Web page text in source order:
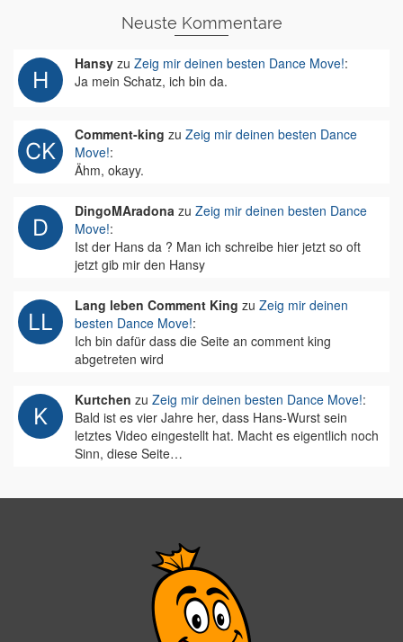
Neuste Kommentare
Hansy zu Zeig mir deinen besten Dance Move!:
Ja mein Schatz, ich bin da.
Comment-king zu Zeig mir deinen besten Dance
Move!:
Ähm, okayy.
DingoMAradona zu Zeig mir deinen besten Dance
Move!:
Ist der Hans da ? Man ich schreibe hier jetzt so oft
jetzt gib mir den Hansy
Lang leben Comment King zu Zeig mir deinen
besten Dance Move!:
Ich bin dafür dass die Seite an comment king
abgetreten wird
Kurtchen zu Zeig mir deinen besten Dance Move!:
Bald ist es vier Jahre her, dass Hans-Wurst sein
letztes Video eingestellt hat. Macht es eigentlich noch
Sinn, diese Seite…